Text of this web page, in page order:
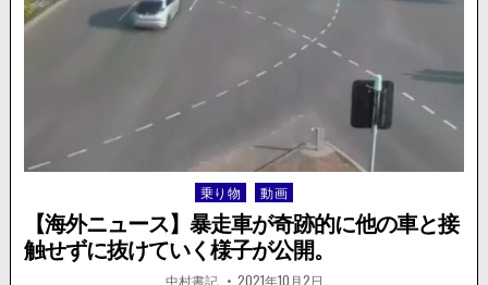
汰
っ
武
に
車
が
突
っ
込
む。
Posted
in
乗り物 動画
【海外ニュース】暴走車が奇跡的に他の車と接
触せずに抜けていく様子が公開。
著
中村書記 掲
2021年10月2日